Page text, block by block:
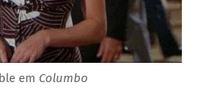
em Columbo